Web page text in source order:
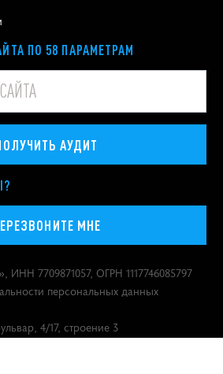
ПО 58 ПАРАМЕТРАМ
АУДИТ
МНЕ
ИНН 7709871057, ОГРН 1117746085797
персональных данных
4/17, строение 3